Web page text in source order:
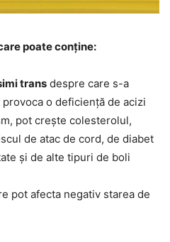
poate conține:
trans despre care s-a
o deficiență de acizi
pot crește colesterolul,
de atac de cord, de diabet
și de alte tipuri de boli
pot afecta negativ starea de